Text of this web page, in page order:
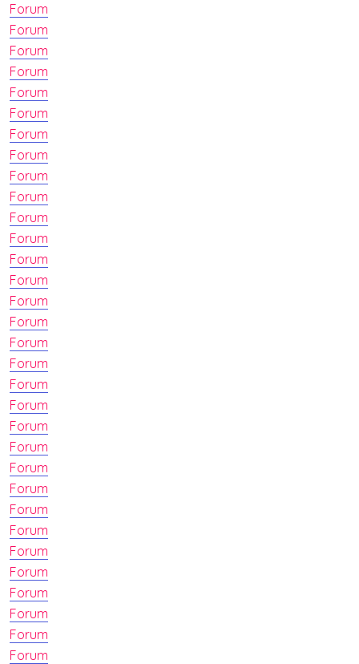
Forum
Forum
Forum
Forum
Forum
Forum
Forum
Forum
Forum
Forum
Forum
Forum
Forum
Forum
Forum
Forum
Forum
Forum
Forum
Forum
Forum
Forum
Forum
Forum
Forum
Forum
Forum
Forum
Forum
Forum
Forum
Forum